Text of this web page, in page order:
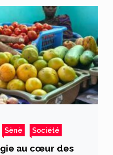
PAIX-
LE SAHEL
Sènè Société
au cœur des